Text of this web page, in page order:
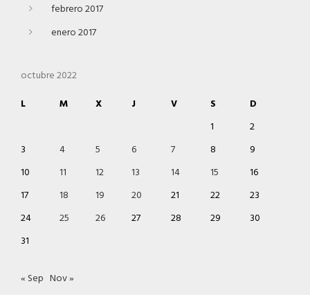
febrero 2017
enero 2017
octubre 2022
L
M X J V S
D
1
2
3
4 5 6 7 8
9
10
11 12 13 14 15
16
17
18 19 20 21 22
23
24
25 26 27 28 29
30
31
« Sep Nov »